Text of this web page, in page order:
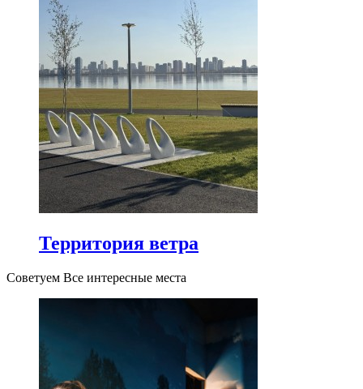
Территория ветра
Советуем Все интересные места